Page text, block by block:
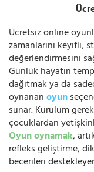
Ücretsiz online
zamanlarını keyifli,
değerlendirmesini
Günlük hayatın
dağıtmak ya da
oynananoyun
sunar. Kurulum
çocuklardan
Oyun oynamak,
refleks geliştirme,
becerileri